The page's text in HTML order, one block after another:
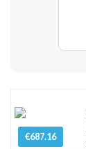
€687.16